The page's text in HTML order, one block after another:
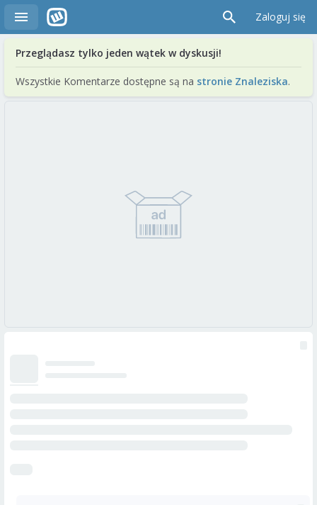
Zaloguj się
Przeglądasz tylko jeden wątek w dyskusji!
Wszystkie Komentarze dostępne są na stronie Znaleziska.